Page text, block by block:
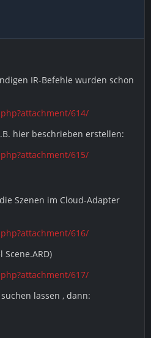
IR-Befehle wurden schon
614/
hier beschrieben erstellen:
615/
Szenen im Cloud-Adapter
616/
617/
lassen , dann: